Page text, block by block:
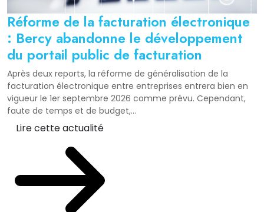
Réforme de la facturation électronique
: Bercy abandonne le développement
du portail public de facturation
Après deux reports, la réforme de généralisation de la
facturation électronique entre entreprises entrera bien en
vigueur le 1er septembre 2026 comme prévu. Cependant,
faute de temps et de budget,...
Lire cette actualité